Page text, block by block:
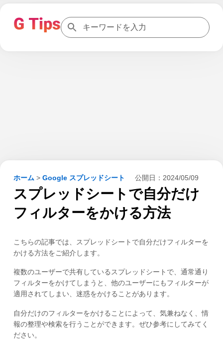
ホーム > Google スプレッドシート 公開日： 2024/05/09
スプレッドシートで自分だけ
フィルターをかける方法
こちらの記事では、スプレッドシートで自分だけフィルターを
かける方法をご紹介します。
複数のユーザーで共有しているスプレッドシートで、通常通り
フィルターをかけてしまうと、他のユーザーにもフィルターが
適用されてしまい、迷惑をかけることがあります。
自分だけのフィルターをかけることによって、気兼ねなく、情
報の整理や検索を行うことができます。ぜひ参考にしてみてく
ださい。